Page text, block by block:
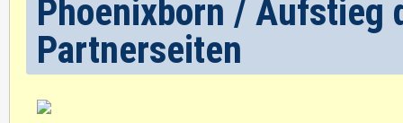
Phoenixborn / Aufstieg
Partnerseiten